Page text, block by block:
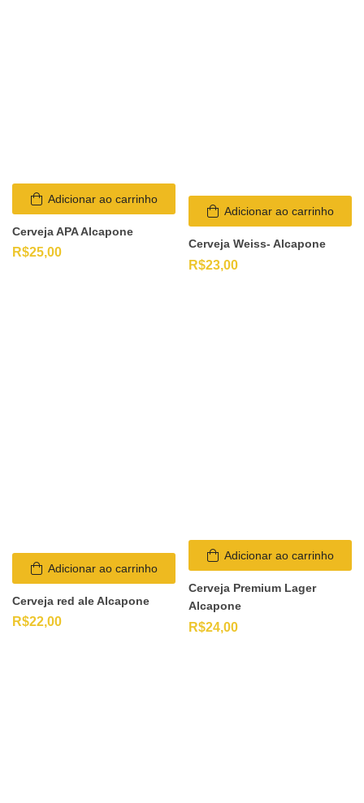
Adicionar ao carrinho
Cerveja APA Alcapone
R$25,00
Adicionar ao carrinho
Cerveja Weiss- Alcapone
R$23,00
Adicionar ao carrinho
Cerveja red ale Alcapone
R$22,00
Adicionar ao carrinho
Cerveja Premium Lager
Alcapone
R$24,00